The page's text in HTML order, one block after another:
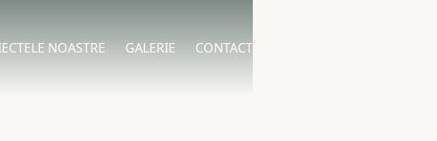
NOASTRE GALERIE CONTACT